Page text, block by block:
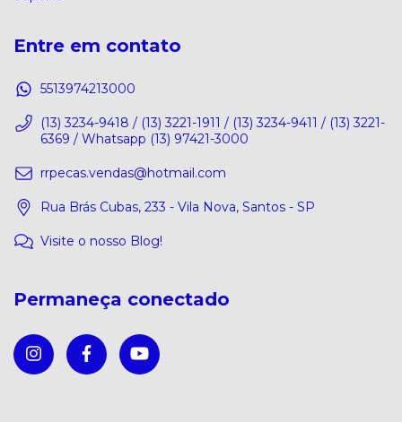
Entre em contato
5513974213000
(13) 3234-9418 / (13) 3221-1911 / (13) 3234-9411 / (13) 3221-
6369 / Whatsapp (13) 97421-3000
rrpecas.vendas@hotmail.com
Rua Brás Cubas, 233 - Vila Nova, Santos - SP
Visite o nosso Blog!
Permaneça conectado